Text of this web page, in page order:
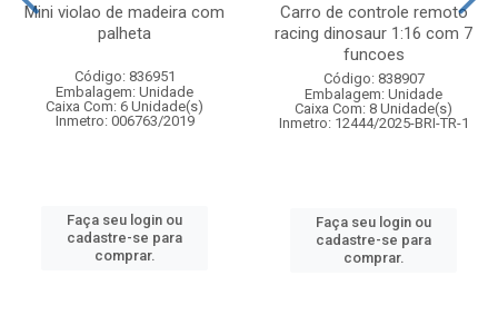
Mini violao de madeira com
palheta
Código: 836951
Embalagem: Unidade
Caixa Com: 6 Unidade(s)
Inmetro: 006763/2019
Faça seu login ou
cadastre-se para
comprar.
Carro de controle remoto
racing dinosaur 1:16 com 7
funcoes
Código: 838907
Embalagem: Unidade
Caixa Com: 8 Unidade(s)
Inmetro: 12444/2025-BRI-TR-1
Faça seu login ou
cadastre-se para
comprar.